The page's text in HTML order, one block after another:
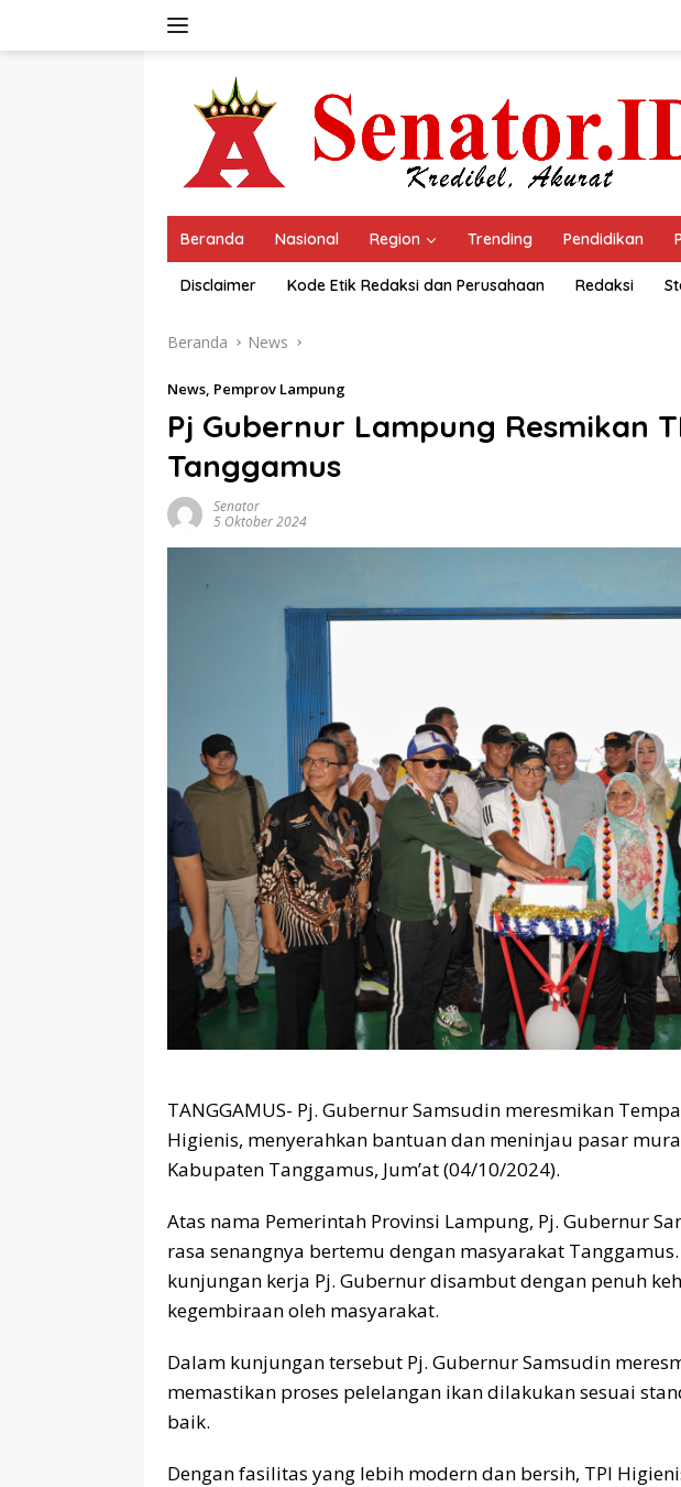
Beranda Nasional Region Trending Pendidikan
Disclaimer Kode Etik Redaksi dan Perusahaan Redaksi
Beranda News
News, Pemprov Lampung
Pj Gubernur Lampung Resmikan
Tanggamus
Senator
5 Oktober 2024
TANGGAMUS- Pj. Gubernur Samsudin meresmikan
Higienis, menyerahkan bantuan dan meninjau pasar
Kabupaten Tanggamus, Jum’at (04/10/2024).
Atas nama Pemerintah Provinsi Lampung, Pj. Gubernur
rasa senangnya bertemu dengan masyarakat
kunjungan kerja Pj. Gubernur disambut dengan penuh
kegembiraan oleh masyarakat.
Dalam kunjungan tersebut Pj. Gubernur Samsudin
memastikan proses pelelangan ikan dilakukan sesuai
baik.
Dengan fasilitas yang lebih modern dan bersih, TPI